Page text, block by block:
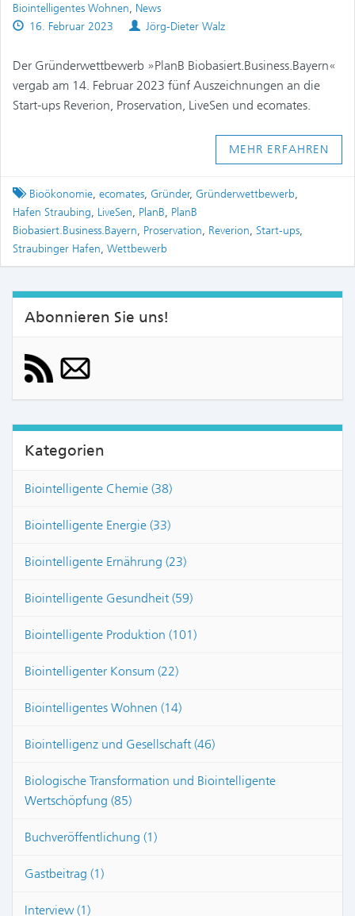
in
Biointelligentes Wohnen, News
Published
16. Februar 2023 Authors
Jörg-Dieter Walz
Der Gründerwettbewerb »PlanB Biobasiert.Business.Bayern«
vergab am 14. Februar 2023 fünf Auszeichnungen an die
Start-ups Reverion, Proservation, LiveSen und ecomates.
MEHR ERFAHREN
Tagged
Bioökonomie, ecomates, Gründer, Gründerwettbewerb,
Hafen Straubing, LiveSen, PlanB, PlanB
Biobasiert.Business.Bayern, Proservation, Reverion, Start-ups,
Straubinger Hafen, Wettbewerb
Abonnieren Sie uns!
Kategorien
Biointelligente Chemie (38)
Biointelligente Energie (33)
Biointelligente Ernährung (23)
Biointelligente Gesundheit (59)
Biointelligente Produktion (101)
Biointelligenter Konsum (22)
Biointelligentes Wohnen (14)
Biointelligenz und Gesellschaft (46)
Biologische Transformation und Biointelligente
Wertschöpfung (85)
Buchveröffentlichung (1)
Gastbeitrag (1)
Interview (1)